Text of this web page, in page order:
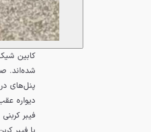
کابین
شده‌اند.
پنل‌های
دیواره
فیبر